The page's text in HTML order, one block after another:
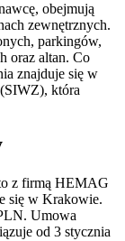
obejmują
zewnętrznych.
parkingów,
oraz altan. Co
znajduje się w
która
z firmą HEMAG
się w Krakowie.
Umowa
od 3 stycznia